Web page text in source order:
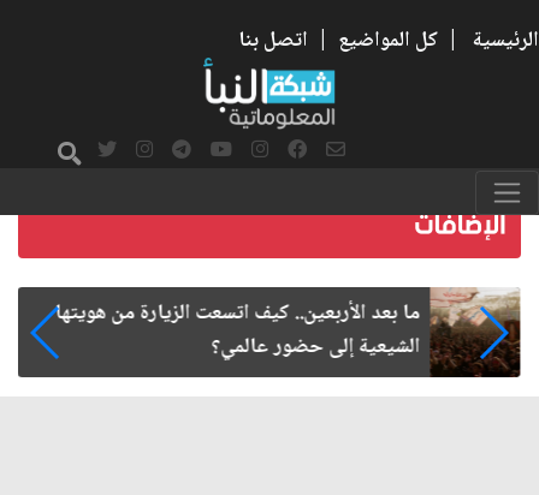
الرئيسية | كل المواضيع | اتصل بنا
ما بعد الأربعين.. كيف اتسعت الزيارة من هويتها
الشيعية إلى حضور عالمي؟